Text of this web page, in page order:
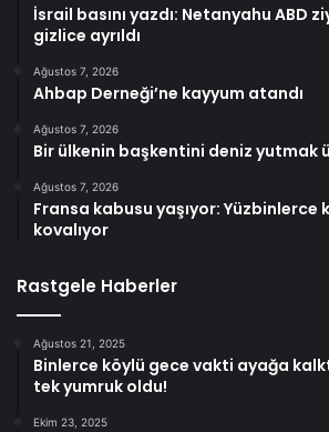
İsrail basını yazdı: Netanyahu ABD
gizlice ayrıldı
Ağustos 7, 2026
Ahbap Derneği’ne kayyum atandı
Ağustos 7, 2026
Bir ülkenin başkentini deniz yutmak
Ağustos 7, 2026
Fransa kabusu yaşıyor: Yüzbinlerce
kovalıyor
Rastgele Haberler
Ağustos 21, 2025
Binlerce köylü gece vakti ayağa
tek yumruk oldu!
Ekim 23, 2025